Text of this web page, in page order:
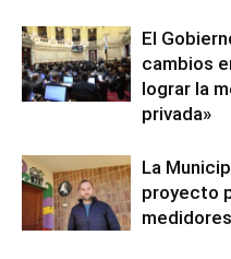
El
cambios
lograr la
privada»
La
proyecto